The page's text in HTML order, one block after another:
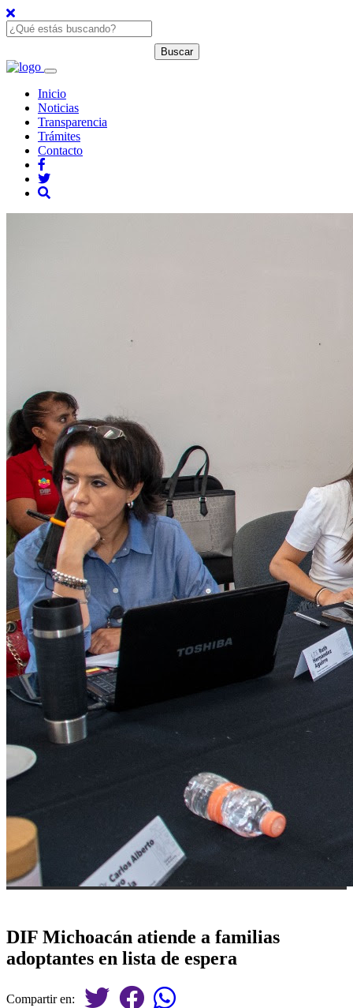
Inicio
Noticias
Transparencia
Trámites
Contacto
DIF Michoacán atiende a familias
adoptantes en lista de espera
Compartir en: